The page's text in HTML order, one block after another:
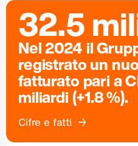
32.5
Nel 2024 il
registrato un
fatturato pari a
miliardi (+1.8 %).
Cifre e fatti